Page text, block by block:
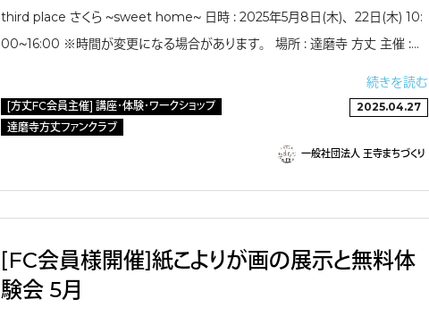
third place さくら 〜sweet home〜 日時 ： 2025年5月8日(木)、22日(木) 10:
00〜16:00 ※時間が変更になる場合があります。 場所 ： 達磨寺 方丈 主催 ：…
続きを読む
[方丈FC会員主催] 講座・体験・ワークショップ
達磨寺方丈ファンクラブ
2025.04.27
一般社団法人 王寺まちづくり
［FC会員様開催］紙こよりが画の展示と無料体
験会 5月